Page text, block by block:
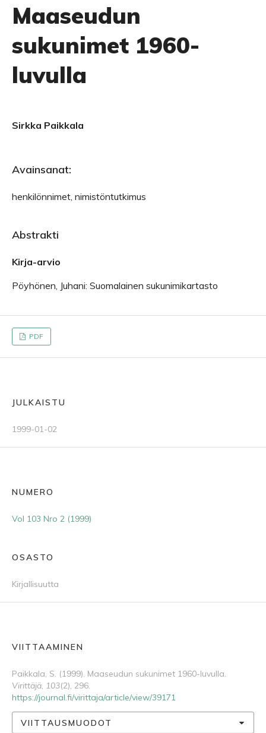
Maaseudun
sukunimet 1960-
luvulla
Sirkka Paikkala
Avainsanat:
henkilönnimet, nimistöntutkimus
Abstrakti
Kirja-arvio
Pöyhönen, Juhani: Suomalainen sukunimikartasto
PDF
JULKAISTU
1999-01-02
NUMERO
Vol 103 Nro 2 (1999)
OSASTO
Kirjallisuutta
VIITTAAMINEN
Paikkala, S. (1999). Maaseudun sukunimet 1960-luvulla.
Virittäjä, 103(2), 296.
https://journal.fi/virittaja/article/view/39171
VIITTAUSMUODOT